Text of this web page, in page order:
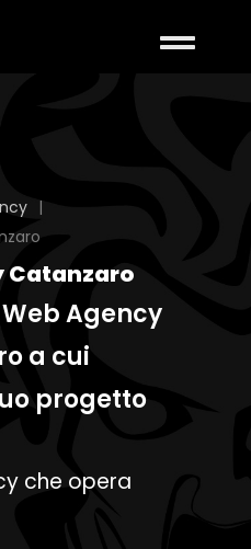
|
Catanzaro
Agency
a cui
progetto
che opera